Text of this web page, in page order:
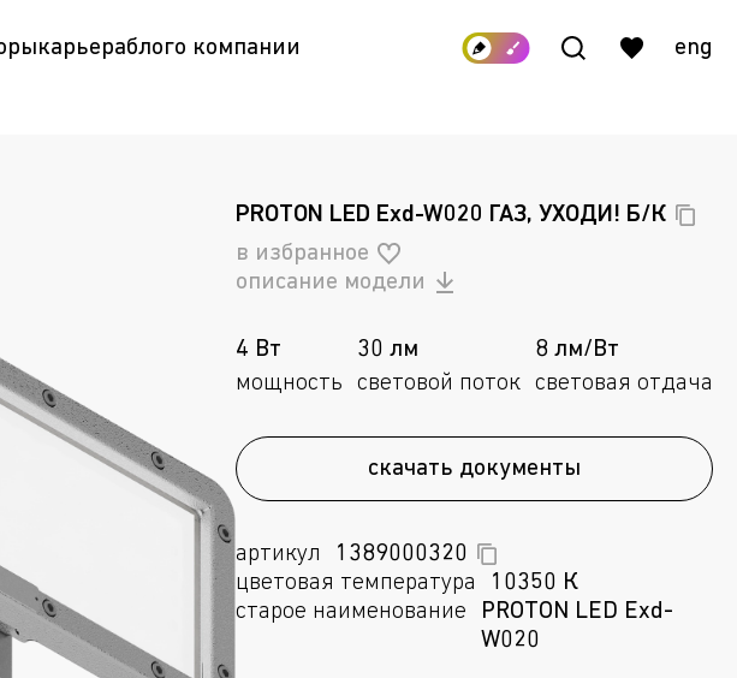
карьераблого компании eng
PROTON LED Exd-W020 ГАЗ, УХОДИ! Б/К
в избранное
описание модели
4 Вт
мощность
30 лм
световой поток
8 лм/Вт
световая отдача
скачать документы
артикул
1389000320
цветовая температура
10350 К
старое наименование
PROTON LED Exd-
W020